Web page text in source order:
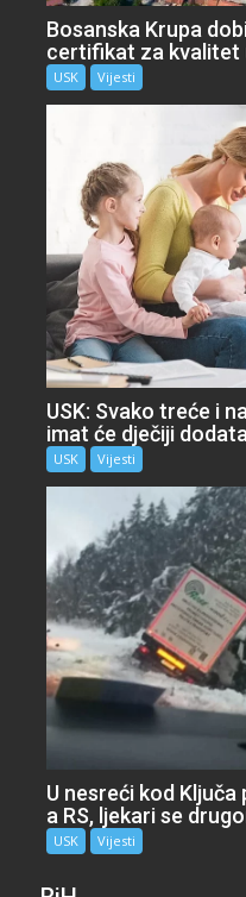
Bosanska Krupa
certifikat za kvalitet
USK Vijesti
USK: Svako treće i
imat će dječiji
USK Vijesti
U nesreći kod
a RS, ljekari se
USK Vijesti